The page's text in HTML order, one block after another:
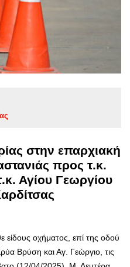
στην επαρχιακή
προς τ.κ.
Αγίου Γεωργίου
είδους οχήματος, επί της οδού
Βρύση και Αγ. Γεώργιο, τις